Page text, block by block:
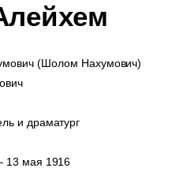
(Шолом Нахумович)
и драматург
13 мая 1916